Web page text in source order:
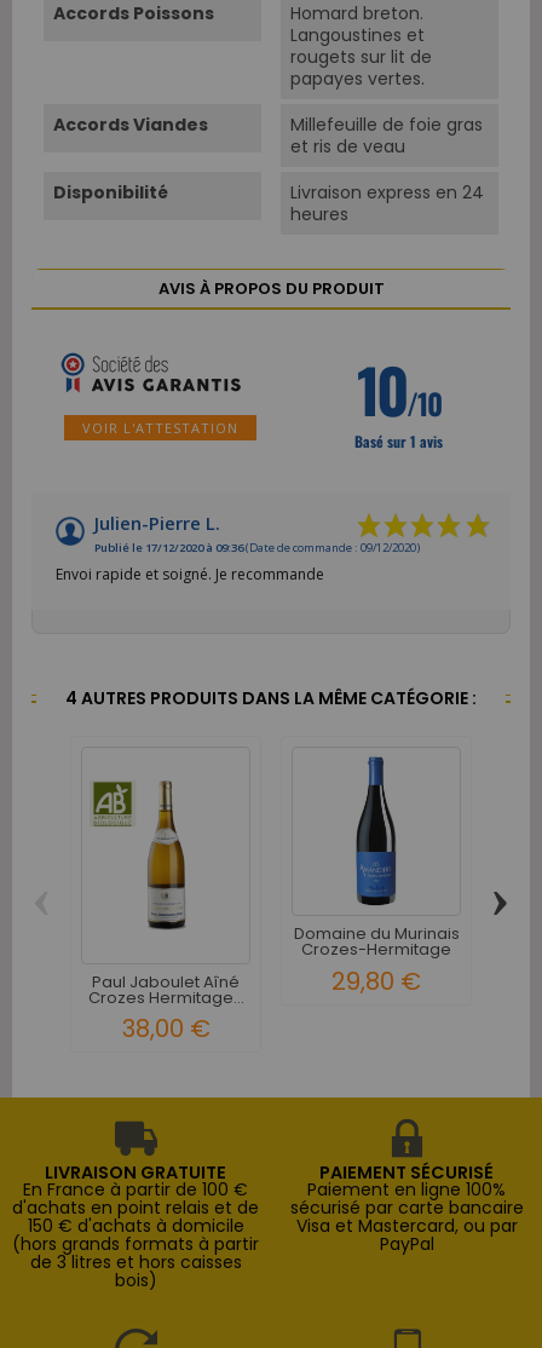
Accords Poissons
Homard breton.
Langoustines et
rougets sur lit de
papayes vertes.
Accords Viandes
Millefeuille de foie gras
et ris de veau
Disponibilité
Livraison express en 24
heures
AVIS À PROPOS DU PRODUIT
VOIR L'ATTESTATION 10/10
Basé sur 1 avis
Julien-Pierre L.
Publié le 17/12/2020 à 09:36(Date de commande : 09/12/2020)
Envoi rapide et soigné. Je recommande
4 AUTRES PRODUITS DANS LA MÊME CATÉGORIE :
Paul Jaboulet Aîné
Crozes Hermitage...
38,00 €
Domaine du Murinais
Crozes-Hermitage
29,80 €
›
LIVRAISON GRATUITE
En France à partir de 100 €
d'achats en point relais et de
150 € d'achats à domicile
(hors grands formats à partir
de 3 litres et hors caisses
bois)
PAIEMENT SÉCURISÉ
Paiement en ligne 100%
sécurisé par carte bancaire
Visa et Mastercard, ou par
PayPal